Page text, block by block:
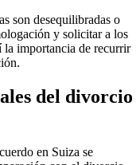
son desequilibradas o
y solicitar a los
la importancia de recurrir
del divorcio
en Suiza se